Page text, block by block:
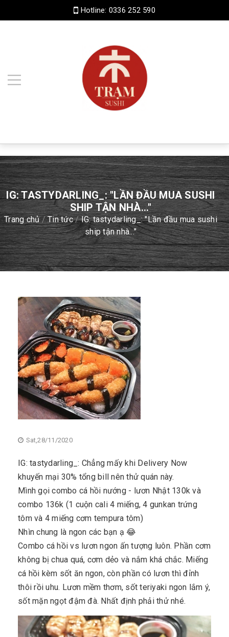
Hotline: 0336 252 590
IG: TASTYDARLING_: "LẦN ĐẦU MUA SUSHI
SHIP TẬN NHÀ..."
Trang chủ /Tin tức /IG: tastydarling_: "Lần đầu mua sushi
ship tận nhà..."
Sat,28/11/2020
IG: tastydarling_: Chẳng mấy khi Delivery Now
khuyến mại 30% tổng bill nên thử quán này.
Mình gọi combo cá hồi nướng - lươn Nhật 130k và
combo 136k (1 cuộn cali 4 miếng, 4 gunkan trứng
tôm và 4 miếng cơm tempura tôm)
Nhìn chung là ngon các bạn ạ 😂
Combo cá hồi vs lươn ngon ấn tượng luôn. Phần cơm
không bị chua quá, cơm dẻo và nắm khá chắc. Miếng
cá hồi kèm sốt ăn ngon, còn phần có lươn thì đỉnh
thôi rồi uhu. Lươn mềm thơm, sốt teriyaki ngon lắm ý,
sốt mặn ngọt đậm đà. Nhất định phải thử nhé.